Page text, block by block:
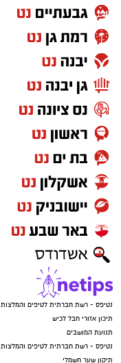
נטיפס - רשת חברתית לטיפים והמלצות
תיכון אזורי חבל לכיש
תנועת המושבים
נטיפס - רשת חברתית לטיפים והמלצות
תיקון שער חשמלי